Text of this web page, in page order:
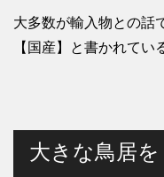
大多数が輸入物との話
【国産】と書かれてい
大きな鳥居